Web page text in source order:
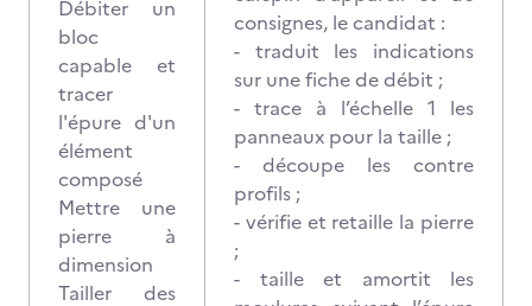
Débiter un
bloc
capable et
tracer
l'épure d'un
élément
composé
Mettre une
pierre à
dimension
Tailler des
consignes, le candidat :
- traduit les indications
sur une fiche de débit ;
- trace à l’échelle 1 les
panneaux pour la taille ;
- découpe les contre
profils ;
- vérifie et retaille la pierre
;
- taille et amortit les